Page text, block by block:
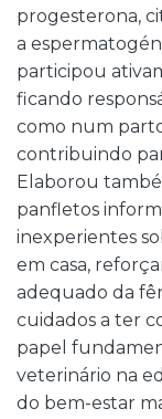
progesterona,
a
participou
ficando
como num
contribuindo
Elaborou
panfletos
inexperientes
em casa,
adequado da
cuidados a ter
papel
veterinário na
do bem-estar